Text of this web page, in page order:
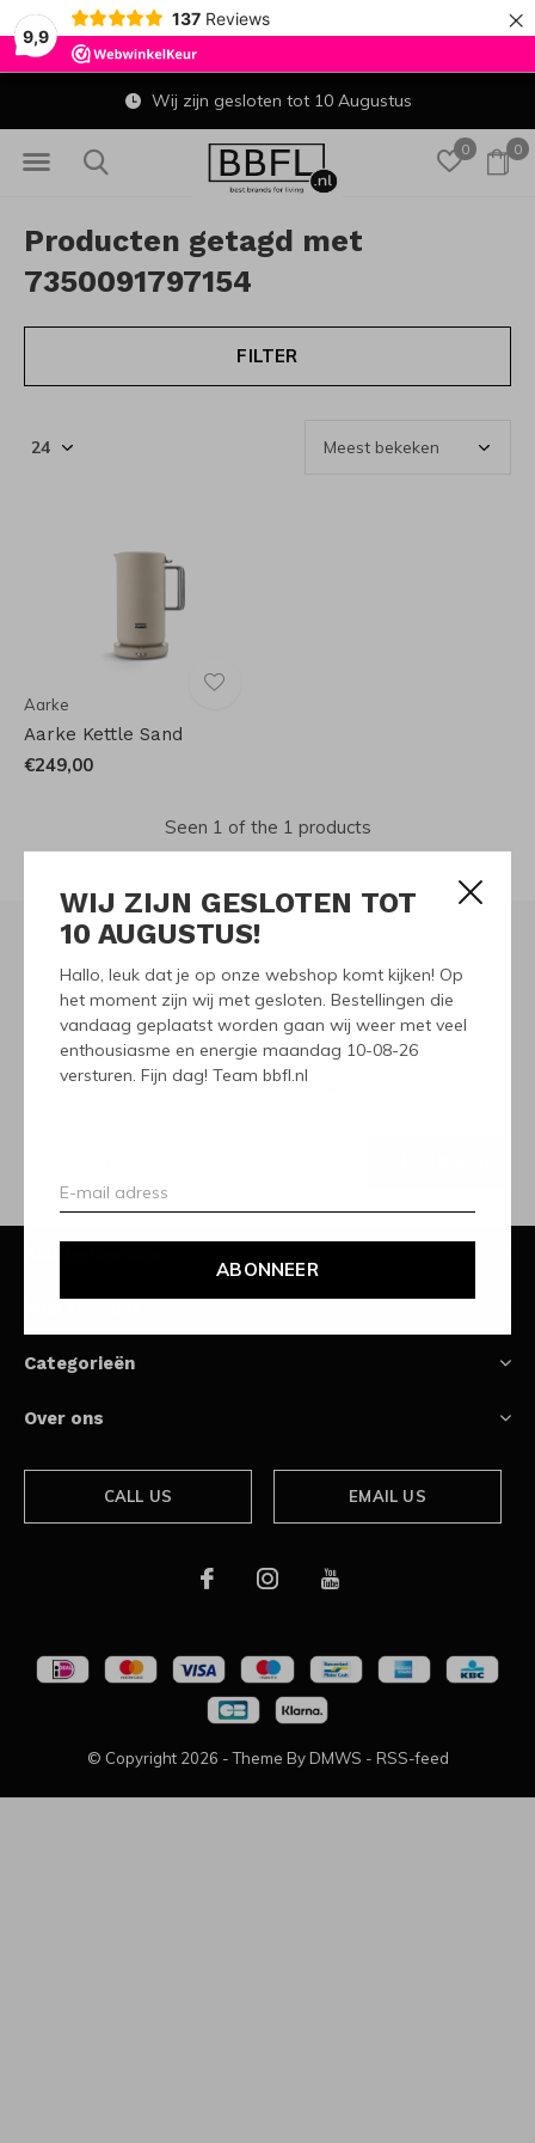
9,9
137 Reviews ×
WIJ ZIJN GESLOTEN TOT
10 AUGUSTUS!
Hallo, leuk dat je op onze webshop komt kijken! Op
het moment zijn wij met gesloten. Bestellingen die
vandaag geplaatst worden gaan wij weer met veel
enthousiasme en energie maandag 10-08-26
versturen. Fijn dag! Team bbfl.nl
ABONNEER
0 0
Wij zijn gesloten tot 10 Augustus
Producten getagd met
7350091797154
FILTER
Aarke
Aarke Kettle Sand
€249,00
Seen 1 of the 1 products
Meld je aan voor onze
nieuwsbrief
Ontvang de nieuwste aanbiedingen en promoties
Categorieën
Over ons
CALL US EMAIL US
© Copyright 2026 - Theme By DMWS - RSS-feed